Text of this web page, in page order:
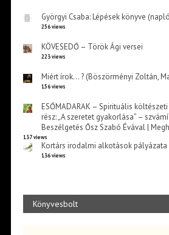
Györgyi Csaba: Lépések könyve
256 views
KÖVESEDŐ – Török Ági versei
223 views
Miért írok… ? (Böszörményi Zoltán,
156 views
ESŐMADARAK – Spirituális
rész: „A szeretet gyakorlása” –
Beszélgetés Ősz Szabó Évával |
137 views
Kortárs irodalmi alkotások pályázata
136 views
Könyvesbolt